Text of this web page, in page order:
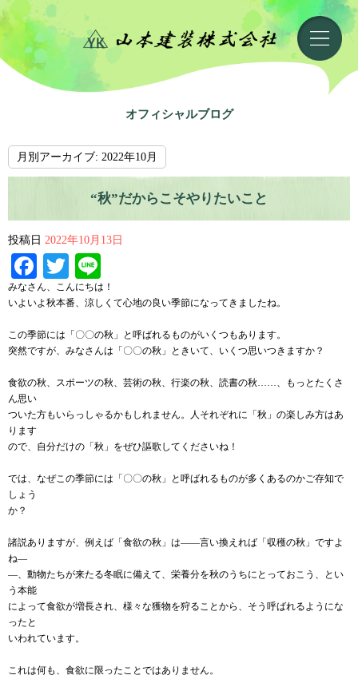
オフィシャルブログ
月別アーカイブ: 2022年10月
“秋”だからこそやりたいこと
投稿日 2022年10月13日
Facebook
Twitter
みなさん、こんにちは！
いよいよ秋本番、涼しくて心地の良い季節になってきましたね。
この季節には「〇〇の秋」と呼ばれるものがいくつもあります。
突然ですが、みなさんは「〇〇の秋」ときいて、いくつ思いつきますか？
食欲の秋、スポーツの秋、芸術の秋、行楽の秋、読書の秋……、もっとたくさ
ん思い
ついた方もいらっしゃるかもしれません。人それぞれに「秋」の楽しみ方はあ
ります
ので、自分だけの「秋」をぜひ謳歌してくださいね！
では、なぜこの季節には「〇〇の秋」と呼ばれるものが多くあるのかご存知で
しょう
か？
諸説ありますが、例えば「食欲の秋」は――言い換えれば「収穫の秋」ですよ
ね―
―、動物たちが来たる冬眠に備えて、栄養分を秋のうちにとっておこう、とい
う本能
によって食欲が増長され、様々な獲物を狩ることから、そう呼ばれるようにな
ったと
いわれています。
これは何も、食欲に限ったことではありません。